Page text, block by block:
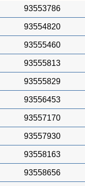
93553786
93554820
93555460
93555813
93555829
93556453
93557170
93557930
93558163
93558656